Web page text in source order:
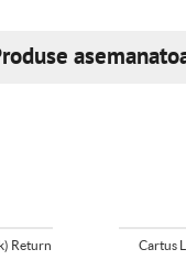
Return
Cartus